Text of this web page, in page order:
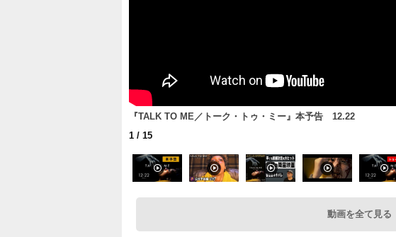
『TALK TO ME／トーク・トゥ・ミー』本予告 12.22
1 / 15
動画を全て見る